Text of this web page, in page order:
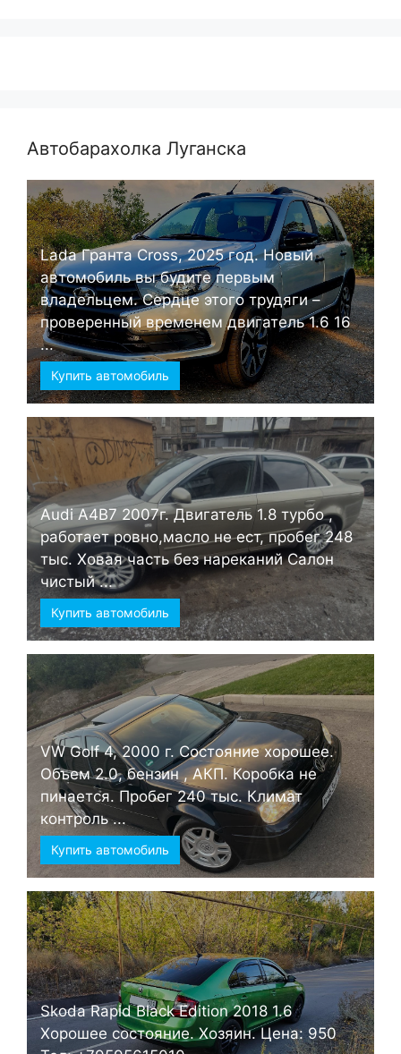
Автобарахолка Луганска
Lada Гранта Cross, 2025 год. Новый
автомобиль вы будите первым
владельцем. Сердце этого трудяги –
проверенный временем двигатель 1.6 16
...
Купить автомобиль
Audi А4B7 2007г. Двигатель 1.8 турбо ,
работает ровно,масло не ест, пробег 248
тыс. Ховая часть без нареканий Салон
чистый ...
Купить автомобиль
VW Golf 4, 2000 г. Состояние хорошее.
Объем 2.0, бензин , АКП. Коробка не
пинается. Пробег 240 тыс. Климат
контроль ...
Купить автомобиль
Skoda Rapid Black Edition 2018 1.6
Хорошее состояние. Хозяин. Цена: 950